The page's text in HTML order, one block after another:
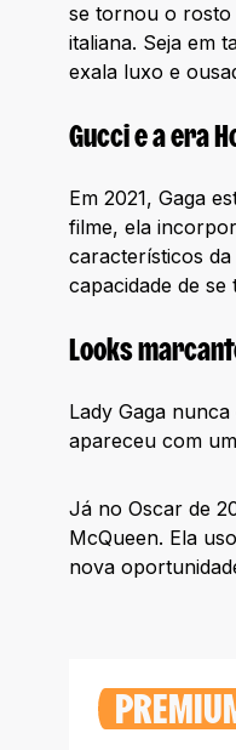
se tornou o rosto
italiana. Seja em
exala luxo e
Gucci e a era
Em 2021, Gaga
filme, ela
característicos
capacidade de
Looks
Lady Gaga
apareceu com
Já no Oscar de
McQueen. Ela
nova